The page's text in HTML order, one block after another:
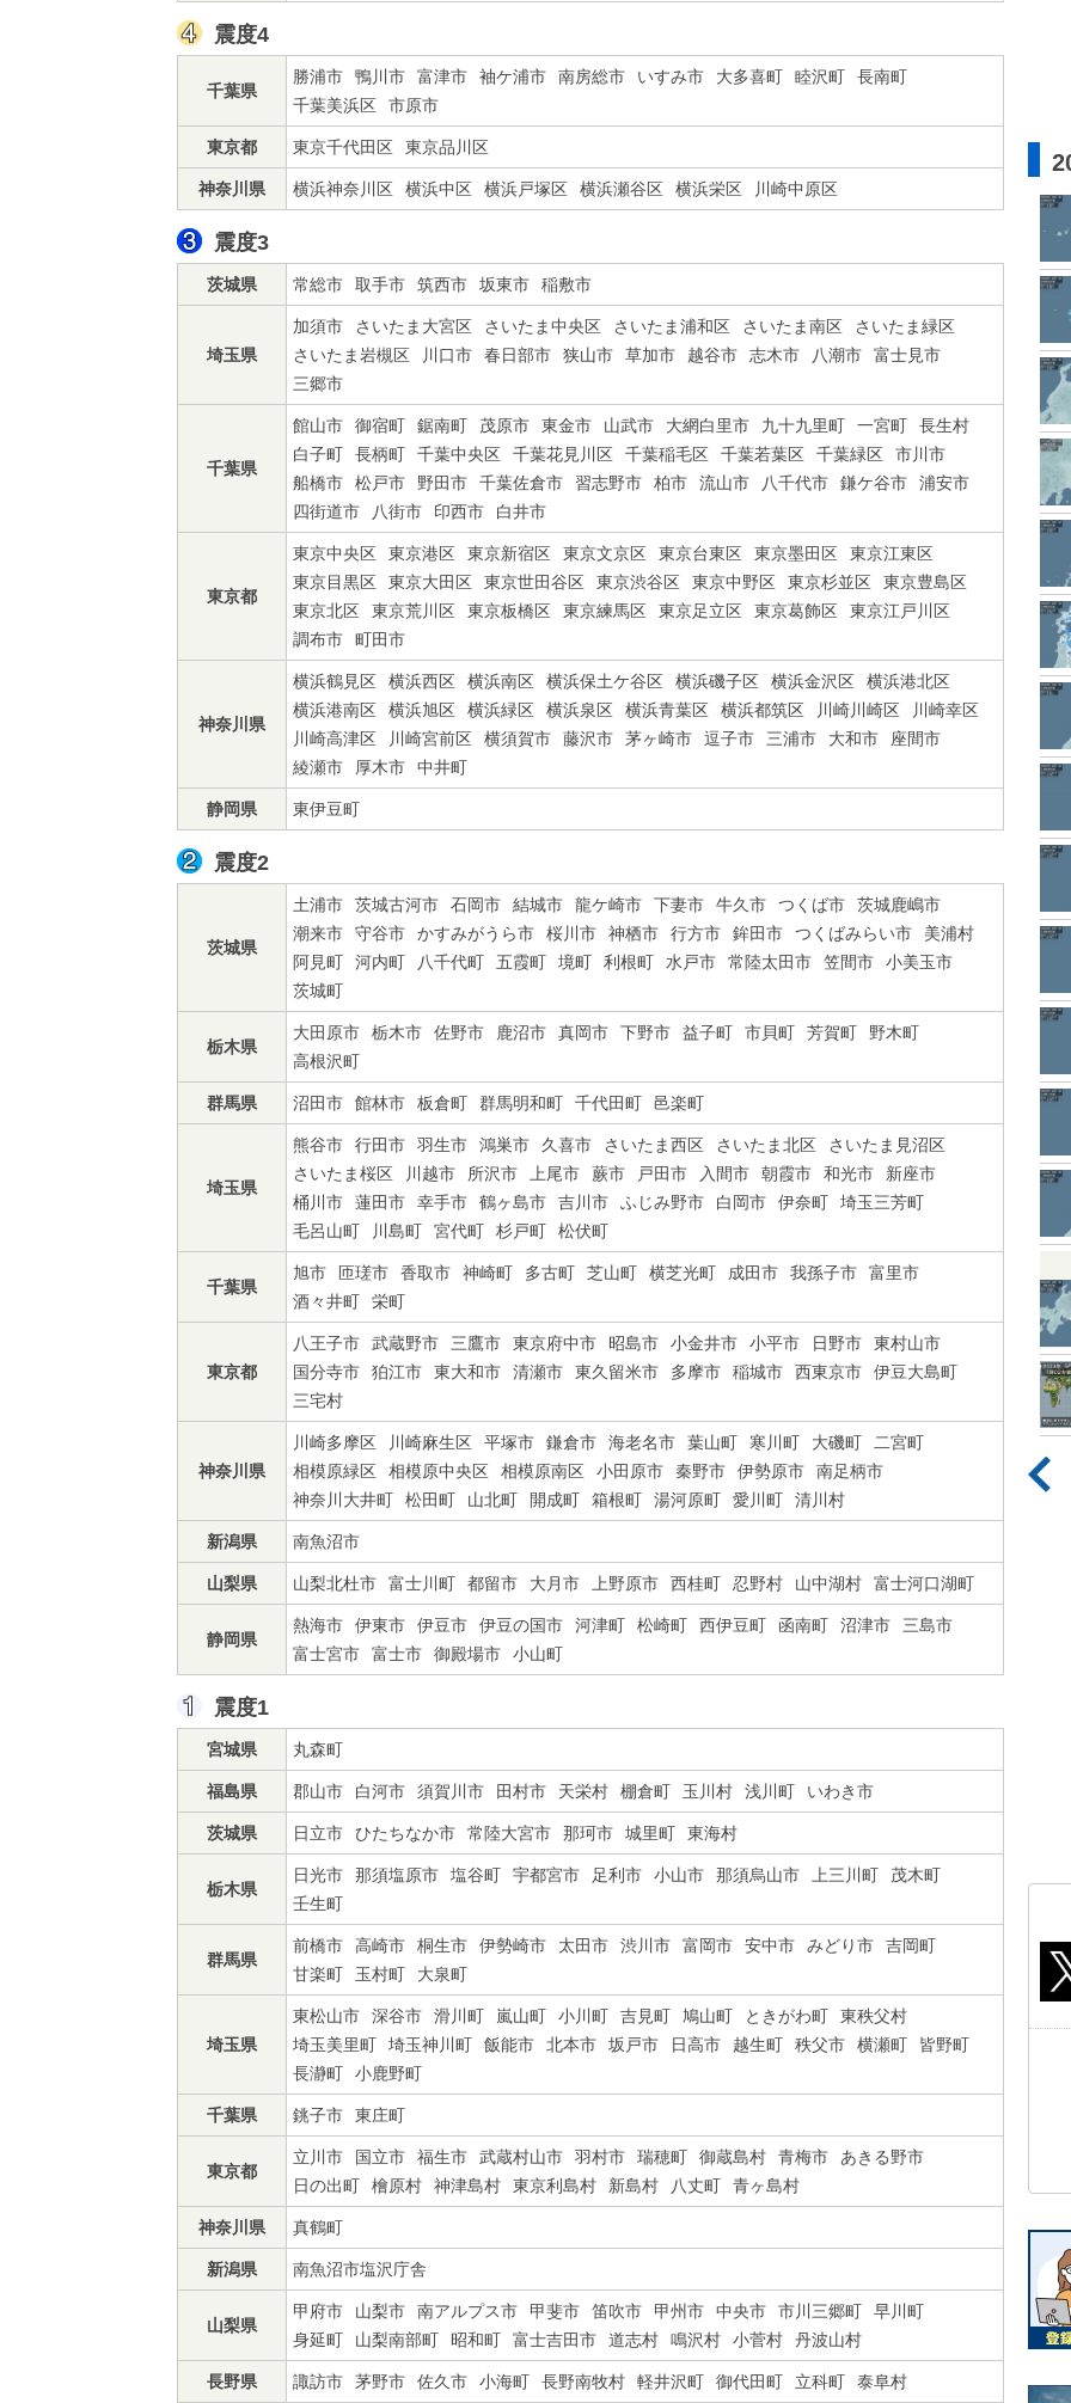
震度4
千葉県
勝浦市 鴨川市 富津市 袖ケ浦市 南房総市 いすみ市 大多喜町 睦沢町
長南町
千葉美浜区
市原市
東京都 東京千代田区 東京品川区
神奈川県 横浜神奈川区 横浜中区 横浜戸塚区 横浜瀬谷区 横浜栄区 川崎中原区
震度3
茨城県 常総市 取手市 筑西市 坂東市 稲敷市
埼玉県
加須市 さいたま大宮区 さいたま中央区 さいたま浦和区 さいたま南区
さいたま緑区
さいたま岩槻区
川口市 春日部市 狭山市 草加市 越谷市 志木市 八潮市
富士見市
三郷市
千葉県
館山市 御宿町 鋸南町 茂原市 東金市 山武市 大網白里市 九十九里町 一宮町
長生村
白子町
長柄町 千葉中央区 千葉花見川区 千葉稲毛区 千葉若葉区 千葉緑区
市川市
船橋市
松戸市 野田市 千葉佐倉市 習志野市 柏市 流山市 八千代市 鎌ケ谷市
浦安市
四街道市
八街市 印西市 白井市
東京都
東京中央区 東京港区 東京新宿区 東京文京区 東京台東区 東京墨田区
東京江東区
東京目黒区
東京大田区 東京世田谷区 東京渋谷区 東京中野区 東京杉並区
東京豊島区
東京北区
東京荒川区 東京板橋区 東京練馬区 東京足立区 東京葛飾区
東京江戸川区
調布市
町田市
神奈川県
横浜鶴見区 横浜西区 横浜南区 横浜保土ケ谷区 横浜磯子区 横浜金沢区
横浜港北区
横浜港南区
横浜旭区 横浜緑区 横浜泉区 横浜青葉区 横浜都筑区 川崎川崎区
川崎幸区
川崎高津区
川崎宮前区 横須賀市 藤沢市 茅ヶ崎市 逗子市 三浦市 大和市
座間市
綾瀬市
厚木市 中井町
静岡県 東伊豆町
震度2
茨城県
土浦市 茨城古河市 石岡市 結城市 龍ケ崎市 下妻市 牛久市 つくば市
茨城鹿嶋市
潮来市
守谷市 かすみがうら市 桜川市 神栖市 行方市 鉾田市 つくばみらい市
美浦村
阿見町
河内町 八千代町 五霞町 境町 利根町 水戸市 常陸太田市 笠間市
小美玉市
茨城町
栃木県
大田原市 栃木市 佐野市 鹿沼市 真岡市 下野市 益子町 市貝町 芳賀町
野木町
高根沢町
群馬県 沼田市 館林市 板倉町 群馬明和町 千代田町 邑楽町
埼玉県
熊谷市 行田市 羽生市 鴻巣市 久喜市 さいたま西区 さいたま北区
さいたま見沼区
さいたま桜区
川越市 所沢市 上尾市 蕨市 戸田市 入間市 朝霞市 和光市
新座市
桶川市
蓮田市 幸手市 鶴ヶ島市 吉川市 ふじみ野市 白岡市 伊奈町
埼玉三芳町
毛呂山町
川島町 宮代町 杉戸町 松伏町
千葉県
旭市 匝瑳市 香取市 神崎町 多古町 芝山町 横芝光町 成田市 我孫子市
富里市
酒々井町
栄町
東京都
八王子市 武蔵野市 三鷹市 東京府中市 昭島市 小金井市 小平市 日野市
東村山市
国分寺市
狛江市 東大和市 清瀬市 東久留米市 多摩市 稲城市 西東京市
伊豆大島町
三宅村
神奈川県
川崎多摩区 川崎麻生区 平塚市 鎌倉市 海老名市 葉山町 寒川町 大磯町
二宮町
相模原緑区
相模原中央区 相模原南区 小田原市 秦野市 伊勢原市
南足柄市
神奈川大井町
松田町 山北町 開成町 箱根町 湯河原町 愛川町 清川村
新潟県 南魚沼市
山梨県 山梨北杜市 富士川町 都留市 大月市 上野原市 西桂町 忍野村 山中湖村 富士河口湖町
静岡県
熱海市 伊東市 伊豆市 伊豆の国市 河津町 松崎町 西伊豆町 函南町 沼津市
三島市
富士宮市
富士市 御殿場市 小山町
震度1
宮城県 丸森町
福島県 郡山市 白河市 須賀川市 田村市 天栄村 棚倉町 玉川村 浅川町 いわき市
茨城県 日立市 ひたちなか市 常陸大宮市 那珂市 城里町 東海村
栃木県
日光市 那須塩原市 塩谷町 宇都宮市 足利市 小山市 那須烏山市 上三川町
茂木町
壬生町
群馬県
前橋市 高崎市 桐生市 伊勢崎市 太田市 渋川市 富岡市 安中市 みどり市
吉岡町
甘楽町
玉村町 大泉町
埼玉県
東松山市 深谷市 滑川町 嵐山町 小川町 吉見町 鳩山町 ときがわ町
東秩父村
埼玉美里町
埼玉神川町 飯能市 北本市 坂戸市 日高市 越生町 秩父市 横瀬町
皆野町
長瀞町
小鹿野町
千葉県 銚子市 東庄町
東京都
立川市 国立市 福生市 武蔵村山市 羽村市 瑞穂町 御蔵島村 青梅市
あきる野市
日の出町
檜原村 神津島村 東京利島村 新島村 八丈町 青ヶ島村
神奈川県 真鶴町
新潟県 南魚沼市塩沢庁舎
山梨県
甲府市 山梨市 南アルプス市 甲斐市 笛吹市 甲州市 中央市 市川三郷町
早川町
身延町
山梨南部町 昭和町 富士吉田市 道志村 鳴沢村 小菅村 丹波山村
長野県 諏訪市 茅野市 佐久市 小海町 長野南牧村 軽井沢町 御代田町 立科町 泰阜村